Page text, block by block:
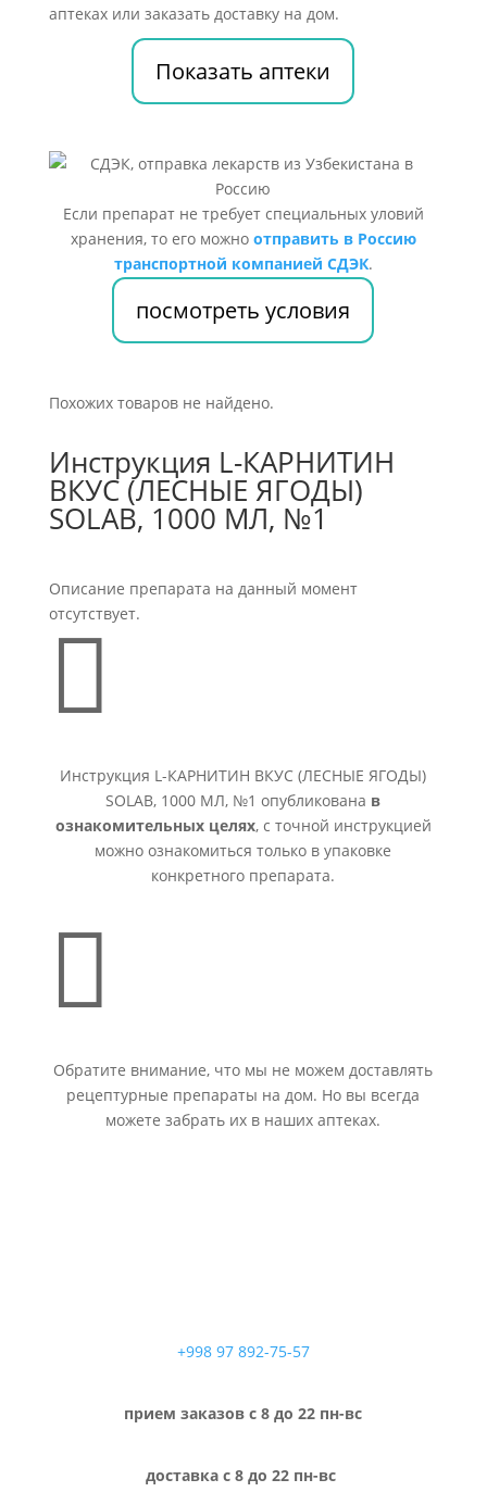
аптеках или заказать доставку на дом.
Показать аптеки
Если препарат не требует специальных уловий
хранения, то его можно отправить в Россию
транспортной компанией СДЭК.
посмотреть условия
Похожих товаров не найдено.
Инструкция L-КАРНИТИН
ВКУС (ЛЕСНЫЕ ЯГОДЫ)
SOLAB, 1000 МЛ, №1
Описание препарата на данный момент
отсутствует.

Инструкция L-КАРНИТИН ВКУС (ЛЕСНЫЕ ЯГОДЫ)
SOLAB, 1000 МЛ, №1 опубликована в
ознакомительных целях, с точной инструкцией
можно ознакомиться только в упаковке
конкретного препарата.

Обратите внимание, что мы не можем доставлять
рецептурные препараты на дом. Но вы всегда
можете забрать их в наших аптеках.
+998 97 892-75-57
прием заказов с 8 до 22 пн-вс
доставка с 8 до 22 пн-вс